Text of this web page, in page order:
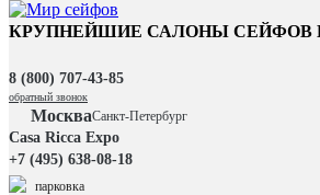
КРУПНЕЙШИЕ САЛОНЫ СЕЙФОВ
8 (800) 707-43-85
обратный звонок
МоскваСанкт-Петербург
Casa Ricca Expo
+7 (495) 638-08-18
парковка